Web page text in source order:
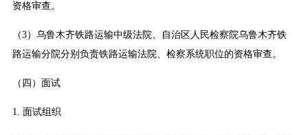
资格审查。
（3）乌鲁木齐铁路运输中级法院、自治区人民检察院乌鲁木齐铁
路运输分院分别负责铁路运输法院、检察系统职位的资格审查。
（四）面试
1. 面试组织